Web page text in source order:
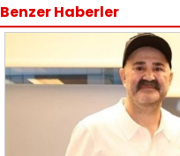
Benzer Haberler